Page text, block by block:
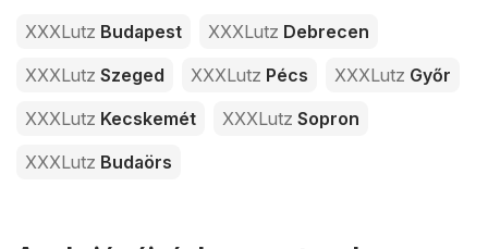
XXXLutz Budapest XXXLutz Debrecen
XXXLutz Szeged XXXLutz Pécs XXXLutz Győr
XXXLutz Kecskemét XXXLutz Sopron
XXXLutz Budaörs